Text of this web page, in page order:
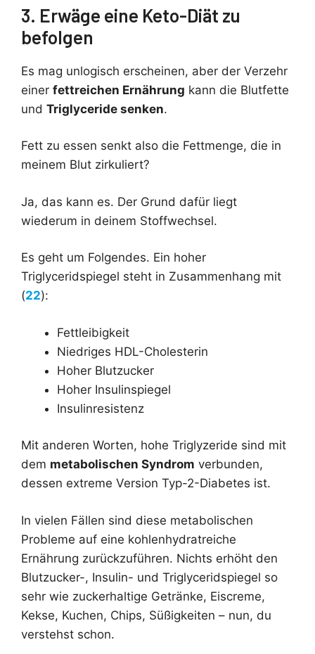
3. Erwäge eine Keto-Diät zu
befolgen
Es mag unlogisch erscheinen, aber der Verzehr
einer fettreichen Ernährung kann die Blutfette
und Triglyceride senken.
Fett zu essen senkt also die Fettmenge, die in
meinem Blut zirkuliert?
Ja, das kann es. Der Grund dafür liegt
wiederum in deinem Stoffwechsel.
Es geht um Folgendes. Ein hoher
Triglyceridspiegel steht in Zusammenhang mit
(22):
Fettleibigkeit
Niedriges HDL-Cholesterin
Hoher Blutzucker
Hoher Insulinspiegel
Insulinresistenz
Mit anderen Worten, hohe Triglyzeride sind mit
dem metabolischen Syndrom verbunden,
dessen extreme Version Typ-2-Diabetes ist.
In vielen Fällen sind diese metabolischen
Probleme auf eine kohlenhydratreiche
Ernährung zurückzuführen. Nichts erhöht den
Blutzucker-, Insulin- und Triglyceridspiegel so
sehr wie zuckerhaltige Getränke, Eiscreme,
Kekse, Kuchen, Chips, Süßigkeiten – nun, du
verstehst schon.